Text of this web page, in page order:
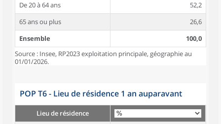
De 20 à 64 ans
52,2
65 ans ou plus
26,6
Ensemble
100,0
Source : Insee, RP2023 exploitation principale, géographie au
01/01/2026.
POP T6 - Lieu de résidence 1 an auparavant
Lieu de résidence